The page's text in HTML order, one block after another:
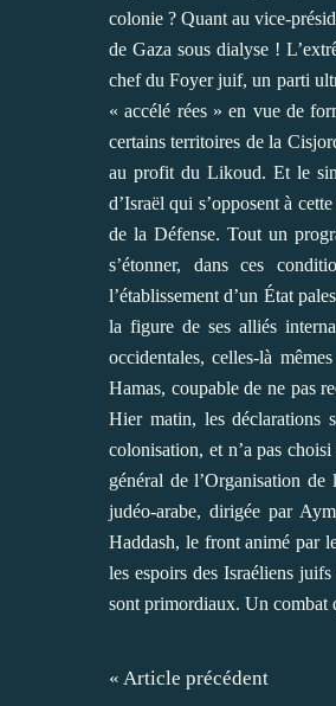
colonie ? Quant au vice-
de Gaza sous dialyse !
chef du Foyer juif, un parti
« accélé rées » en vue de
certains territoires de la
au profit du Likoud. Et le
d’Israël qui s’opposent à
de la Défense. Tout un
s’étonner, dans ces
l’établissement d’un État
la figure de ses alliés
occidentales, celles-là
Hamas, coupable de ne pas
Hier matin, les déclarations
colonisation, et n’a pas
général de l’Organisation
judéo-arabe, dirigée par
Haddash, le front animé par
les espoirs des Israéliens
sont primordiaux. Un combat
« Article précédent